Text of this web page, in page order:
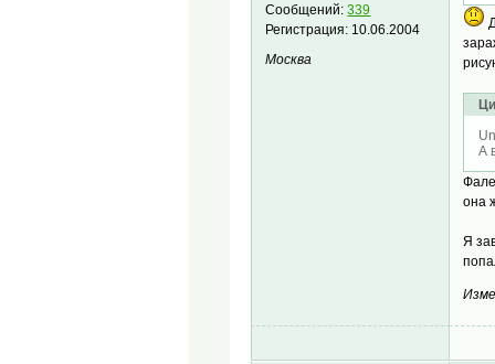
Сообщений:339
Регистрация: 10.06.2004
Москва
А
она
Я